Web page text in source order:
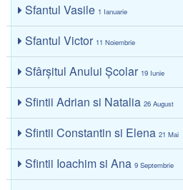
Sfantul Vasile 1 Ianuarie
Sfantul Victor 11 Noiembrie
Sfârșitul Anului Școlar 19 Iunie
Sfintii Adrian si Natalia26 August
Sfintii Constantin si Elena21 Mai
Sfintii Ioachim si Ana9 Septembrie